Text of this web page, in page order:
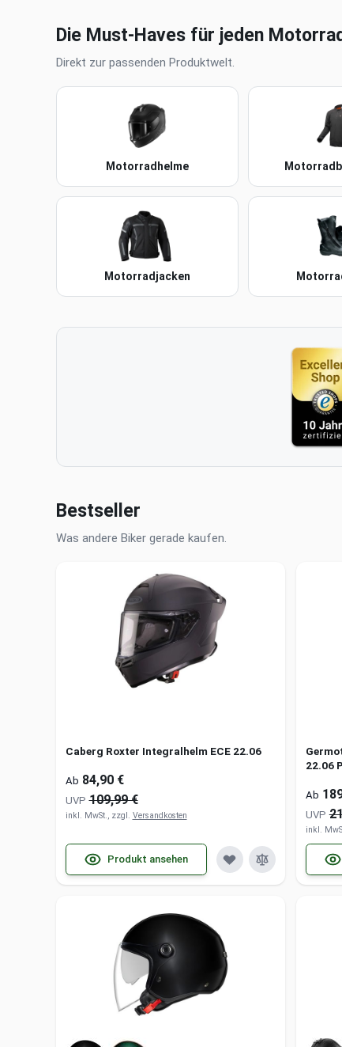
Die Must-Haves für jeden
Direkt zur passenden Produktwelt.
Motorradhelme
Motorradjacken
Bestseller
Was andere Biker gerade kaufen.
Caberg Roxter Integralhelm ECE 22.06
Ab 84,90 €
UVP 109,99 €
inkl. MwSt., zzgl. Versandkosten
Produkt ansehen
22.06
Ab
UVP
inkl.